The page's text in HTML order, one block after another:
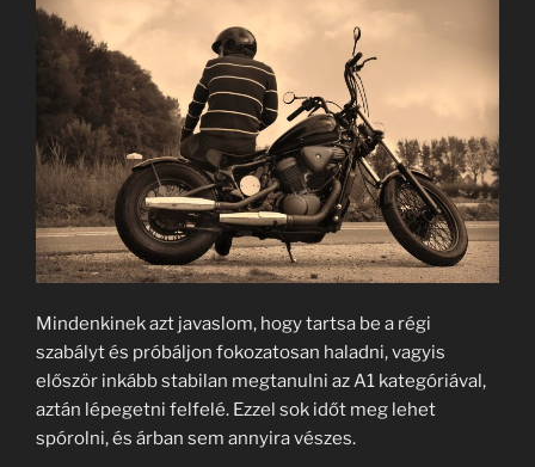
Mindenkinek azt javaslom, hogy tartsa be a régi
szabályt és próbáljon fokozatosan haladni, vagyis
először inkább stabilan megtanulni az A1 kategóriával,
aztán lépegetni felfelé. Ezzel sok időt meg lehet
spórolni, és árban sem annyira vészes.